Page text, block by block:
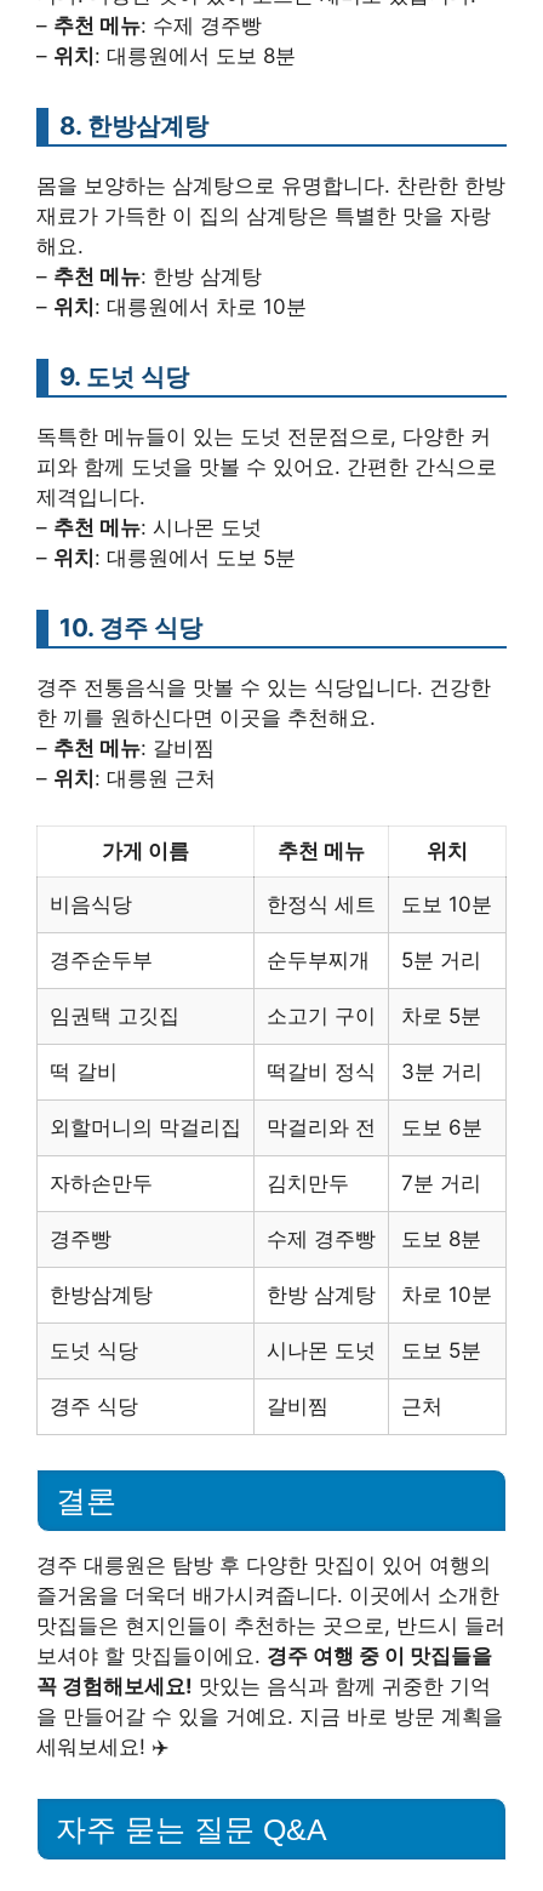
– 추천 메뉴: 수제 경주빵
– 위치 : 대릉원에서 도보 8분
8. 한방삼계탕
몸을 보양하는 삼계탕으로 유명합니다. 찬란한 한방
재료가 가득한 이 집의 삼계탕은 특별한 맛을 자랑
해요.
– 추천 메뉴: 한방 삼계탕
– 위치 : 대릉원에서 차로 10분
9. 도넛 식당
독특한 메뉴들이 있는 도넛 전문점으로, 다양한 커
피와 함께 도넛을 맛볼 수 있어요. 간편한 간식으로
제격입니다.
– 추천 메뉴: 시나몬 도넛
– 위치 : 대릉원에서 도보 5분
10. 경주 식당
경주 전통음식을 맛볼 수 있는 식당입니다. 건강한
한 끼를 원하신다면 이곳을 추천해요.
– 추천 메뉴: 갈비찜
– 위치 : 대릉원 근처
가게 이름 추천 메뉴 위치
비음식당 한정식 세트 도보 10분
경주순두부 순두부찌개 5분 거리
임권택 고깃집 소고기 구이 차로 5분
떡 갈비 떡갈비 정식 3분 거리
외할머니의 막걸리집 막걸리와 전 도보 6분
자하손만두 김치만두 7분 거리
경주빵 수제 경주빵 도보 8분
한방삼계탕 한방 삼계탕 차로 10분
도넛 식당 시나몬 도넛 도보 5분
경주 식당 갈비찜 근처
결론
경주 대릉원은 탐방 후 다양한 맛집이 있어 여행의
즐거움을 더욱더 배가시켜줍니다. 이곳에서 소개한
맛집들은 현지인들이 추천하는 곳으로, 반드시 들러
보셔야 할 맛집들이에요. 경주 여행 중 이 맛집들을
꼭 경험해보세요! 맛있는 음식과 함께 귀중한 기억
을 만들어갈 수 있을 거예요. 지금 바로 방문 계획을
세워보세요! ✈️
자주 묻는 질문 Q&A